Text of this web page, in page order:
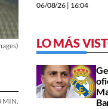
MIN.
06/08/26 | 16:04
LO MÁS